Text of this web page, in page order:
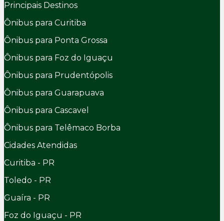
Principais Destinos
Ônibus para Curitiba
Ônibus para Ponta Grossa
Ônibus para Foz do Iguaçu
Ônibus para Prudentópolis
Ônibus para Guarapuava
Ônibus para Cascavel
Ônibus para Telêmaco Borba
Cidades Atendidas
Curitiba - PR
Toledo - PR
Guaíra - PR
Foz do Iguaçu - PR